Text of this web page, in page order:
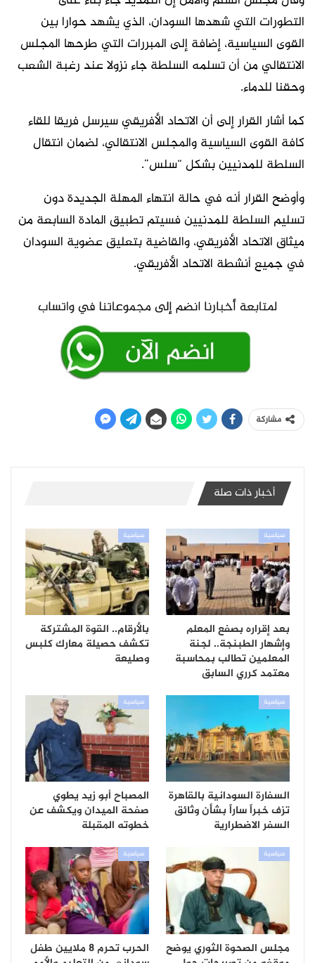
التطورات التي شهدها السودان، الذي يشهد حوارا بين
القوى السياسية، إضافة إلى المبررات التي طرحها المجلس
الانتقالي من أن تسلمه السلطة جاء نزولا عند رغبة الشعب
وحقنا للدماء.
كما أشار القرار إلى أن الاتحاد الأفريقي سيرسل فريقا للقاء
كافة القوى السياسية والمجلس الانتقالي، لضمان انتقال
السلطة للمدنيين بشكل “سلس”.
وأوضح القرار أنه في حالة انتهاء المهلة الجديدة دون
تسليم السلطة للمدنيين فسيتم تطبيق المادة السابعة من
ميثاق الاتحاد الأفريقي، والقاضية بتعليق عضوية السودان
في جميع أنشطة الاتحاد الأفريقي.
مشاركة
أخبار ذات صلة
سياسية
بعد إقراره بصفع المعلم
وإشهار الطبنجة.. لجنة
المعلمين تطالب بمحاسبة
معتمد كرري السابق
سياسية
بالأرقام.. القوة المشتركة
تكشف حصيلة معارك كلبس
وصليعة
سياسية
السفارة السودانية بالقاهرة
تزف خبراً ساراً بشأن وثائق
السفر الاضطرارية
سياسية
المصباح أبو زيد يطوي
صفحة الميدان ويكشف عن
خطوته المقبلة
سياسية
مجلس الصحوة الثوري يوضح
سياسية
الحرب تحرم 8 ملايين طفل